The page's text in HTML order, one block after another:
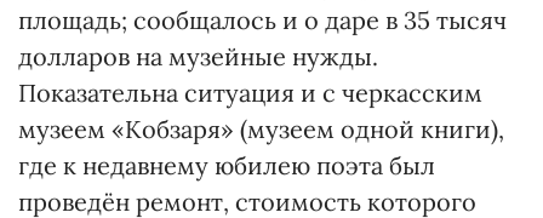
площадь; сообщалось и о даре в 35 тысяч
долларов на музейные нужды.
Показательна ситуация и с черкасским
музеем «Кобзаря» (музеем одной книги),
где к недавнему юбилею поэта был
проведён ремонт, стоимость которого